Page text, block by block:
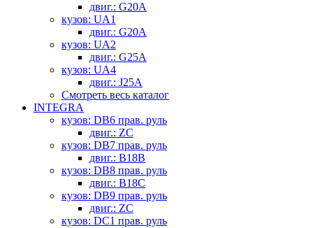
двиг.: G20A
кузов: UA1
двиг.: G20A
кузов: UA2
двиг.: G25A
кузов: UA4
двиг.: J25A
Смотреть весь каталог
INTEGRA
кузов: DB6 прав. руль
двиг.: ZC
кузов: DB7 прав. руль
двиг.: B18B
кузов: DB8 прав. руль
двиг.: B18C
кузов: DB9 прав. руль
двиг.: ZC
кузов: DC1 прав. руль